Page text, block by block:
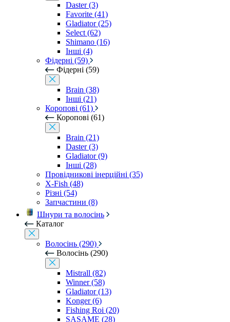
Daster (3)
Favorite (41)
Gladiator (25)
Select (62)
Shimano (16)
Інші (4)
Фідерні (59)
Фідерні (59)
Brain (38)
Інші (21)
Коропові (61)
Коропові (61)
Brain (21)
Daster (3)
Gladiator (9)
Інші (28)
Провідникові інерційні (35)
X-Fish (48)
Різні (54)
Запчастини (8)
Шнури та волосінь
Каталог
Волосінь (290)
Волосінь (290)
Mistrall (82)
Winner (58)
Gladiator (13)
Konger (6)
Fishing Roi (20)
SASAME (28)